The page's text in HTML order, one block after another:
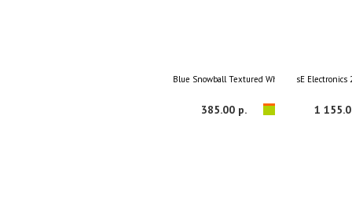
Blue Snowball Textured White
385.00 р.
sE Electronics
1